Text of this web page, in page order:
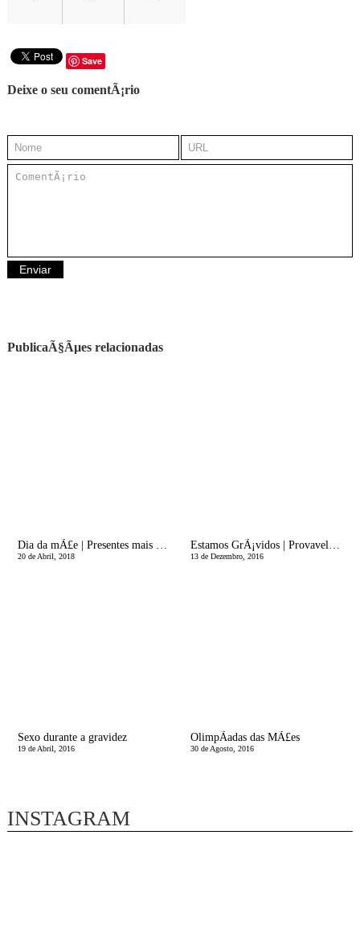
Save
Deixe o seu comentÃ¡rio
PublicaÃ§Ãµes relacionadas
Dia da mÃ£e | Presentes mais que especiais: Andrea Prints
20 de Abril, 2018
Estamos GrÃ¡vidos | Provavelmente Mito!
13 de Dezembro, 2016
Sexo durante a gravidez
19 de Abril, 2016
OlimpÃ­adas das MÃ£es
30 de Agosto, 2016
INSTAGRAM